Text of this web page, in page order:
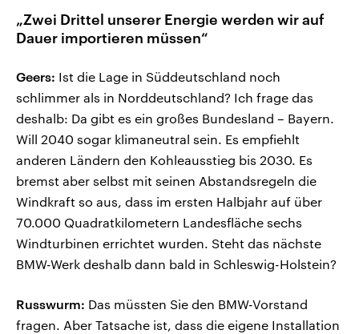
„Zwei Drittel unserer Energie werden wir auf
Dauer importieren müssen“
Geers: Ist die Lage in Süddeutschland noch
schlimmer als in Norddeutschland? Ich frage das
deshalb: Da gibt es ein großes Bundesland – Bayern.
Will 2040 sogar klimaneutral sein. Es empfiehlt
anderen Ländern den Kohleausstieg bis 2030. Es
bremst aber selbst mit seinen Abstandsregeln die
Windkraft so aus, dass im ersten Halbjahr auf über
70.000 Quadratkilometern Landesfläche sechs
Windturbinen errichtet wurden. Steht das nächste
BMW-Werk deshalb dann bald in Schleswig-Holstein?
Russwurm: Das müssten Sie den BMW-Vorstand
fragen. Aber Tatsache ist, dass die eigene Installation